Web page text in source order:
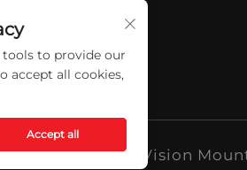
© 2026 Qidong Vision
tools to provide our
accept all cookies,
Accept all